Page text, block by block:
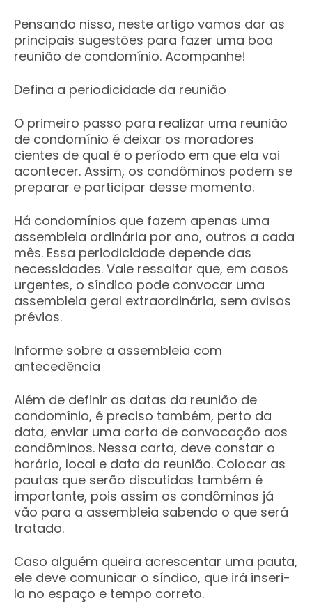
Pensando nisso, neste artigo vamos dar as
principais sugestões para fazer uma boa
reunião de condomínio. Acompanhe!
Defina a periodicidade da reunião
O primeiro passo para realizar uma reunião
de condomínio é deixar os moradores
cientes de qual é o período em que ela vai
acontecer. Assim, os condôminos podem se
preparar e participar desse momento.
Há condomínios que fazem apenas uma
assembleia ordinária por ano, outros a cada
mês. Essa periodicidade depende das
necessidades. Vale ressaltar que, em casos
urgentes, o síndico pode convocar uma
assembleia geral extraordinária, sem avisos
prévios.
Informe sobre a assembleia com
antecedência
Além de definir as datas da reunião de
condomínio, é preciso também, perto da
data, enviar uma carta de convocação aos
condôminos. Nessa carta, deve constar o
horário, local e data da reunião. Colocar as
pautas que serão discutidas também é
importante, pois assim os condôminos já
vão para a assembleia sabendo o que será
tratado.
Caso alguém queira acrescentar uma pauta,
ele deve comunicar o síndico, que irá inseri-
la no espaço e tempo correto.